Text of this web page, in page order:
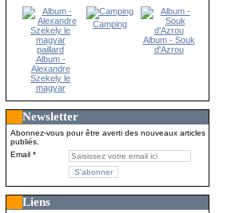
Album -
Alexandre
Szekely le
magyar
Camping
Album - Souk
d'Azrou
Newsletter
Abonnez-vous pour être averti des nouveaux articles
publiés.
Email
Liens